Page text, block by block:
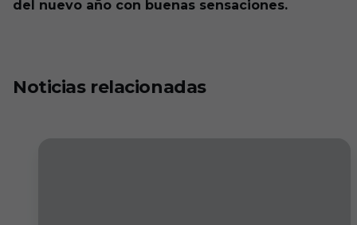
del nuevo año con buenas sensaciones.
Noticias relacionadas